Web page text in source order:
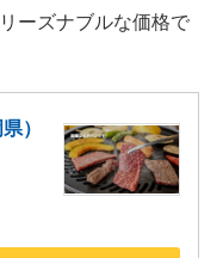
ーズナブルな価格で
）